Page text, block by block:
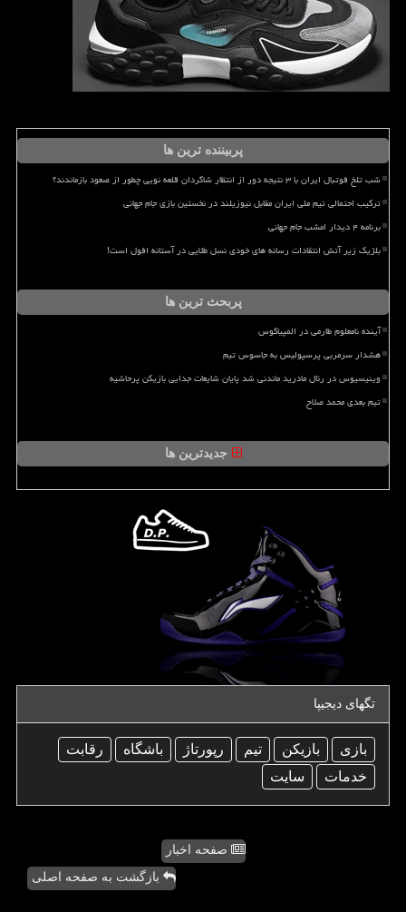
پربیننده ترین ها
شب تلخ فوتبال ایران با ۳ نتیجه دور از انتظار شاگردان قلعه نویی چطور از صعود بازماندند؟
ترکیب احتمالی تیم ملی ایران مقابل نیوزیلند در نخستین بازی جام جهانی
برنامه ۴ دیدار امشب جام جهانی
بلژیک زیر آتش انتقادات رسانه های خودی نسل طلایی در آستانه افول است!
پربحث ترین ها
آینده نامعلوم طارمی در المپیاکوس
هشدار سرمربی پرسپولیس به جاسوس تیم
وینیسیوس در رئال مادرید ماندنی شد پایان شایعات جدایی بازیکن پرحاشیه
تیم بعدی محمد صلاح
جدیدترین ها
تگهای دیجیپا
بازی بازیكن تیم رپورتاژ باشگاه
رقابت
خدمات
سایت
صفحه اخبار
بازگشت به صفحه اصلی